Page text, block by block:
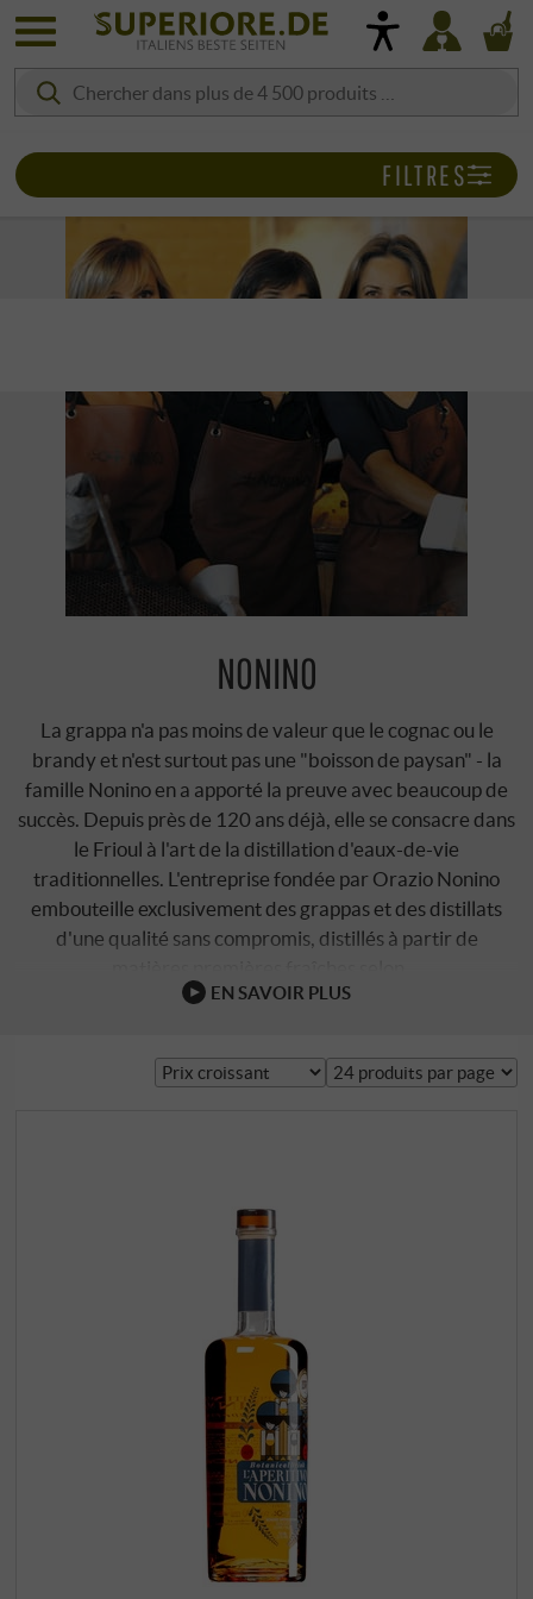
NONINO
La grappa n'a pas moins de valeur que le cognac ou le
brandy et n'est surtout pas une "boisson de paysan" - la
famille Nonino en a apporté la preuve avec beaucoup de
succès. Depuis près de 120 ans déjà, elle se consacre dans
le Frioul à l'art de la distillation d'eaux-de-vie
traditionnelles. L'entreprise fondée par Orazio Nonino
embouteille exclusivement des grappas et des distillats
d'une qualité sans compromis, distillés à partir de
EN SAVOIR PLUS
FILTRES